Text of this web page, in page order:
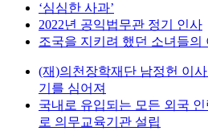
‘심심한 사과’
2022년 공익법무관 정기 인사
조국을 지키려 했던 소녀들의
(재)의천장학재단 남정헌 이
기를 심어져
국내로 유입되는 모든 외국
로 의무교육기관 설립